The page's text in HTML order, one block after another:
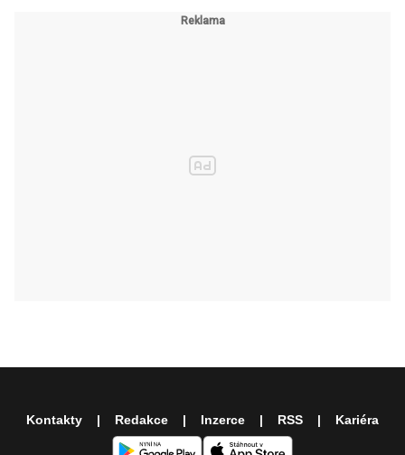
Kontakty Redakce Inzerce RSS Kariéra